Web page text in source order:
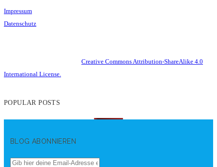
Impressum
Datenschutz
Creative Commons Attribution-ShareAlike 4.0
International License.
POPULAR POSTS
BLOG ABONNIEREN